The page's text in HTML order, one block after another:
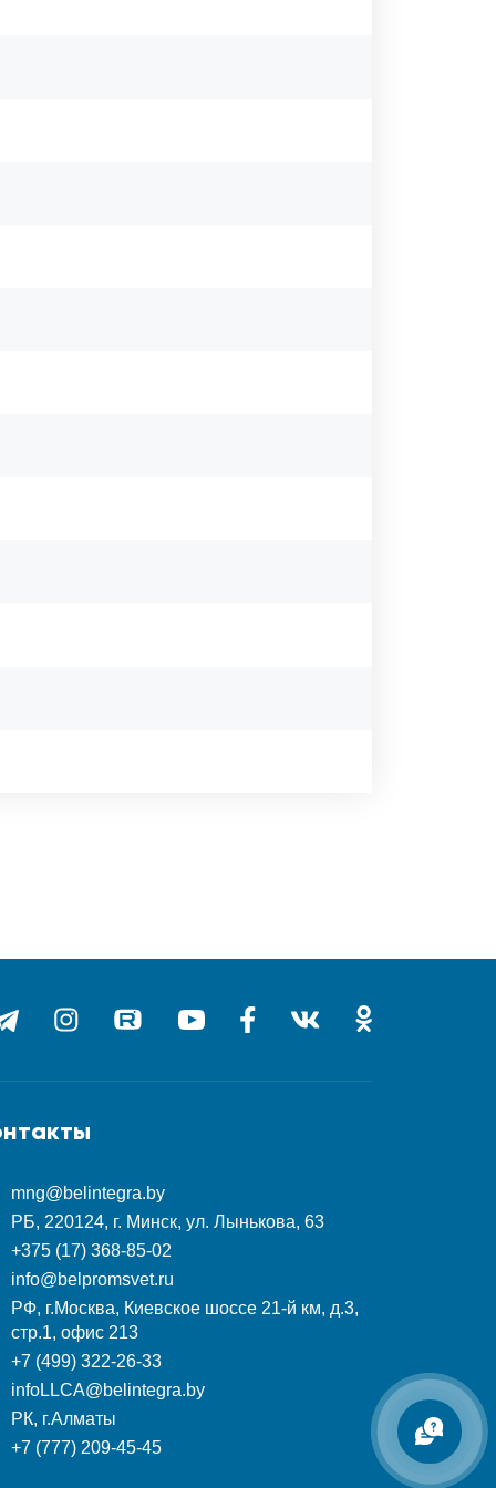
mng@belintegra.by
РБ, 220124, г. Минск, ул. Лынькова, 63
+375 (17) 368-85-02
info@belpromsvet.ru
РФ, г.Москва, Киевское шоссе 21-й км, д.3,
стр.1, офис 213
+7 (499) 322-26-33
infoLLCA@belintegra.by
РК, г.Алматы
+7 (777) 209-45-45